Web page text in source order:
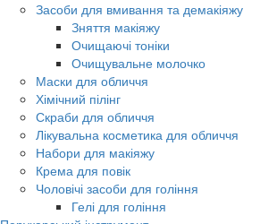
Засоби для вмивання та демакіяжу
Зняття макіяжу
Очищаючі тоніки
Очищувальне молочко
Маски для обличчя
Хімічний пілінг
Скраби для обличчя
Лікувальна косметика для обличчя
Набори для макіяжу
Крема для повік
Чоловічі засоби для гоління
Гелі для гоління